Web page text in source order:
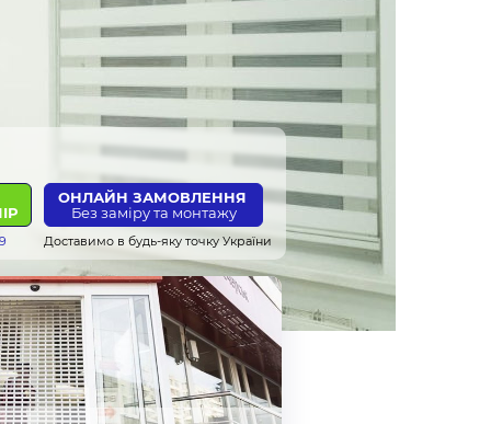
ОНЛАЙН ЗАМОВЛЕННЯ
Без заміру та монтажу
Доставимо в будь-яку точку України